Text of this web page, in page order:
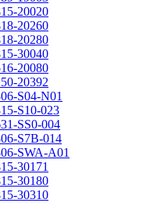
20020
20260
20280
30040
20080
20392
S04-N01
S10-023
SS0-004
S7B-014
SWA-A01
30171
30180
30310